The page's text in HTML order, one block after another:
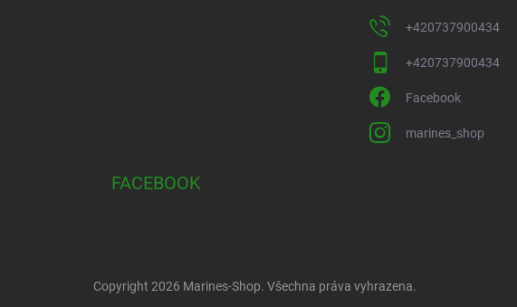
+420737900434
+420737900434
Facebook
marines_shop
FACEBOOK
Copyright 2026 Marines-Shop. Všechna práva vyhrazena.